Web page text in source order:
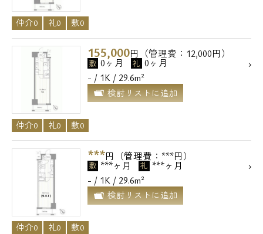
仲介0 礼0 敷0
155,000円（管理費：12,000円）
敷 0ヶ月 礼 0ヶ月
- / 1K / 29.6m²
検討リストに追加
仲介0 礼0 敷0
***円（管理費：***円）
敷 ***ヶ月 礼 ***ヶ月
- / 1K / 29.6m²
検討リストに追加
仲介0 礼0 敷0